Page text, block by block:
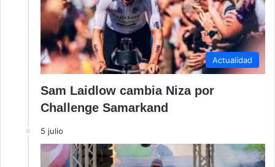
Actualidad
Sam Laidlow cambia Niza por
Challenge Samarkand
5 julio